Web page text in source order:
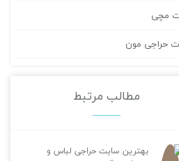
مچی
حراجی مون
مطالب مرتبط
بهترین سایت حراجی لباس و